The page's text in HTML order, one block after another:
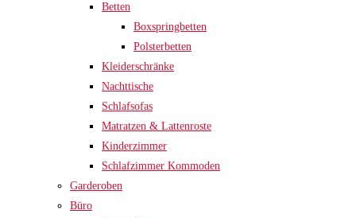
Betten
Boxspringbetten
Polsterbetten
Kleiderschränke
Nachttische
Schlafsofas
Matratzen & Lattenroste
Kinderzimmer
Schlafzimmer Kommoden
Garderoben
Büro